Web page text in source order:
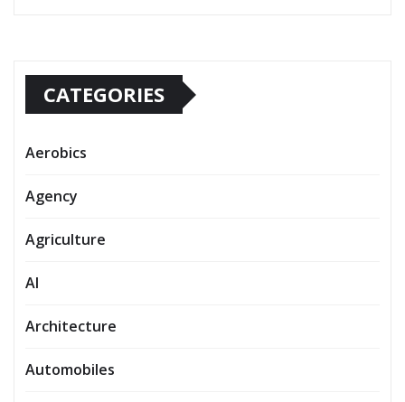
CATEGORIES
Aerobics
Agency
Agriculture
AI
Architecture
Automobiles